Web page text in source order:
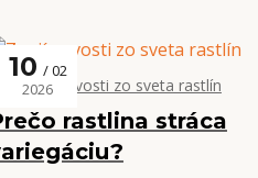
rastlina stráca
10
02
2026
Zaujímavosti zo sveta rastlín